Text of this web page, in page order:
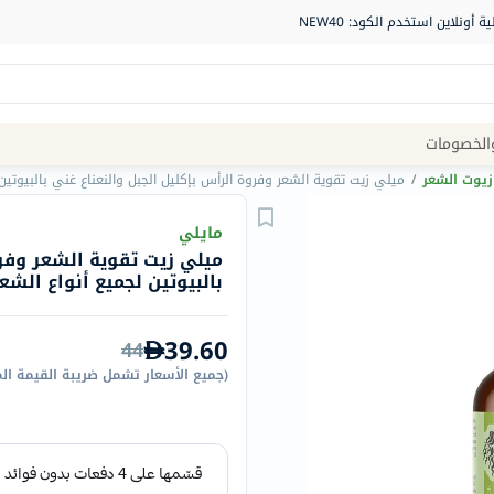
Navigation
الصيدلية
الماركات
Humantara
carroten
Roche
زيوت الشعر / ميلي زيت تقوية الشعر وفروة الرأس بإكليل الجبل والنعناع غني بالبيوتين
مايلي
ميلي زيت تقوية الشعر
بالبيوتين لجميع أنواع الشعر
39.60
44
(جميع الأسعار تشمل ضريبة القيمة